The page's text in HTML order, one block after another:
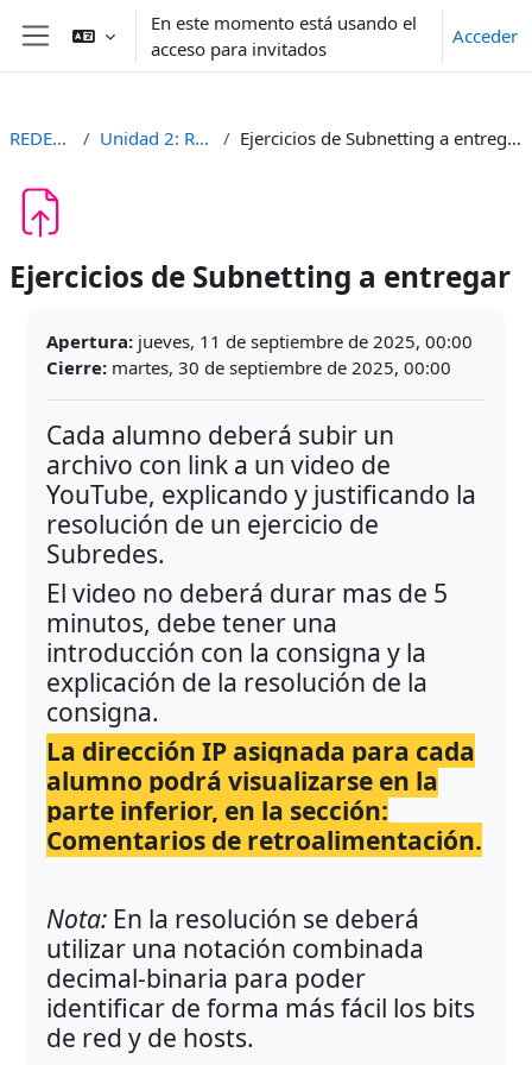
Salta al contenido principal
Panel lateral
En este momento está usando el
acceso para invitados
Acceder
REDESII Unidad 2: Red Ejercicios de Subnetting a entregar
Ejercicios de Subnetting a entregar
Apertura: jueves, 11 de septiembre de 2025, 00:00
Cierre: martes, 30 de septiembre de 2025, 00:00
Cada alumno deberá subir un
archivo con link a un video de
YouTube, explicando y justificando la
resolución de un ejercicio de
Subredes.
El video no deberá durar mas de 5
minutos, debe tener una
introducción con la consigna y la
explicación de la resolución de la
consigna.
La dirección IP asignada para cada
alumno podrá visualizarse en la
parte inferior, en la sección:
Comentarios de retroalimentación.
Nota: En la resolución se deberá
utilizar una notación combinada
decimal-binaria para poder
identificar de forma más fácil los bits
de red y de hosts.